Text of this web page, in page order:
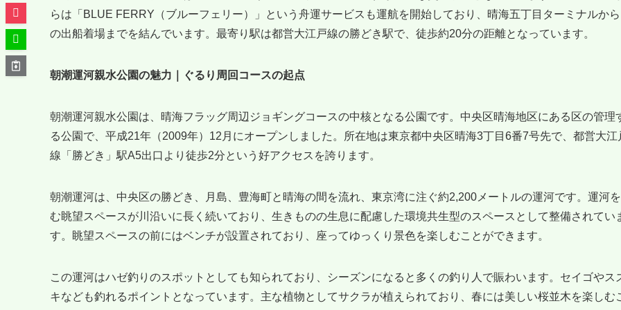
らは「BLUE FERRY（ブルーフェリー）」という舟運サービスも運航を開始しており、晴海五丁目ターミナルか
の出船着場までを結んでいます。最寄り駅は都営大江戸線の勝どき駅で、徒歩約20分の距離となっています。
朝潮運河親水公園の魅力｜ぐるり周回コースの起点
朝潮運河親水公園は、晴海フラッグ周辺ジョギングコースの中核となる公園です。中央区晴海地区にある区の管理
る公園で、平成21年（2009年）12月にオープンしました。所在地は東京都中央区晴海3丁目6番7号先で、都営大江
線「勝どき」駅A5出口より徒歩2分という好アクセスを誇ります。
朝潮運河は、中央区の勝どき、月島、豊海町と晴海の間を流れ、東京湾に注ぐ約2,200メートルの運河です。運河
む眺望スペースが川沿いに長く続いており、生きものの生息に配慮した環境共生型のスペースとして整備されてい
す。眺望スペースの前にはベンチが設置されており、座ってゆっくり景色を楽しむことができます。
この運河はハゼ釣りのスポットとしても知られており、シーズンになると多くの釣り人で賑わいます。セイゴやス
キなども釣れるポイントとなっています。主な植物としてサクラが植えられており、春には美しい桜並木を楽しむ